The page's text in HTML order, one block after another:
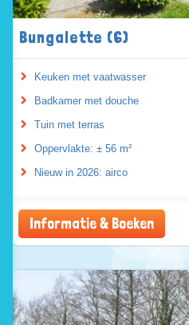
Bungalette (6)
Keuken met vaatwasser
Badkamer met douche
Tuin met terras
Oppervlakte: ± 56 m²
Nieuw in 2026: airco
Informatie & Boeken